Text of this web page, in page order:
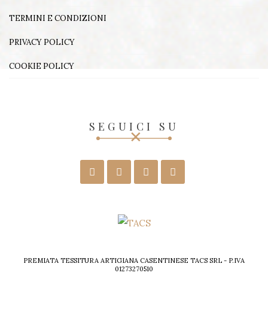
TERMINI E CONDIZIONI
PRIVACY POLICY
COOKIE POLICY
SEGUICI SU
PREMIATA TESSITURA ARTIGIANA CASENTINESE TACS SRL - P.IVA
01273270510